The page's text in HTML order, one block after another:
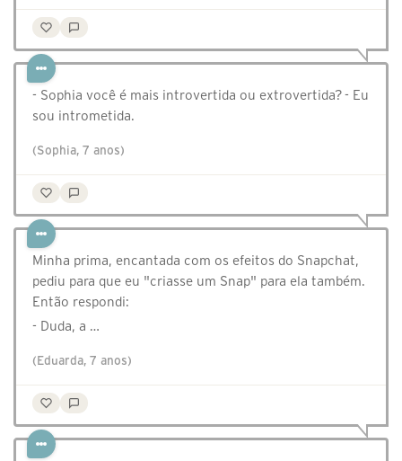
- Sophia você é mais introvertida ou extrovertida? - Eu
sou intrometida.
(Sophia, 7 anos)
Minha prima, encantada com os efeitos do Snapchat,
pediu para que eu "criasse um Snap" para ela também.
Então respondi:
- Duda, a …
(Eduarda, 7 anos)